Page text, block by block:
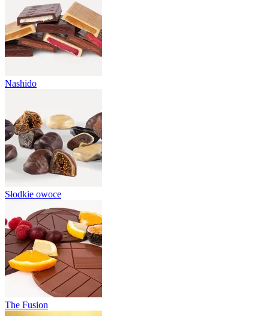
Nashido
Słodkie owoce
The Fusion